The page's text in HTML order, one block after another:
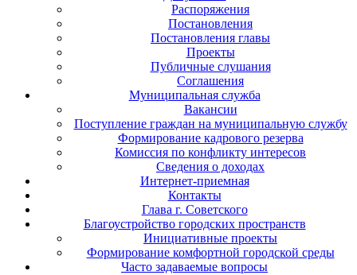
Распоряжения
Постановления
Постановления главы
Проекты
Публичные слушания
Соглашения
Муниципальная служба
Вакансии
Поступление граждан на муниципальную службу
Формирование кадрового резерва
Комиссия по конфликту интересов
Сведения о доходах
Интернет-приемная
Контакты
Глава г. Советского
Благоустройство городских пространств
Инициативные проекты
Формирование комфортной городской среды
Часто задаваемые вопросы